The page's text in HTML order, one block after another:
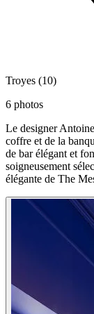
Troyes (10)
6 photos
Le designer
coffre et de la
de bar élégant et
soigneusement
élégante de The